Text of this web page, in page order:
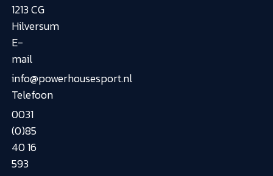
1213 CG
Hilversum
E-
mail
info@powerhousesport.nl
Telefoon
0031
(0)85
40 16
593